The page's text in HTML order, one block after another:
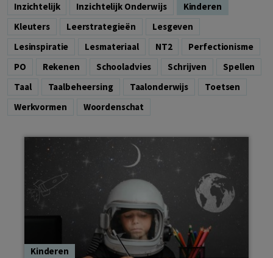
Inzichtelijk
Inzichtelijk Onderwijs
Kinderen
kleuters
Leerstrategieën
Lesgeven
Lesinspiratie
Lesmateriaal NT2
Perfectionisme
PO
Rekenen Schooladvies Schrijven
Spellen
Taal
Taalbeheersing Taalonderwijs
Toetsen
Werkvormen
Woordenschat
Kinderen